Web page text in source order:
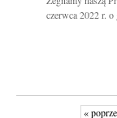
czerwca 2022 r.
«